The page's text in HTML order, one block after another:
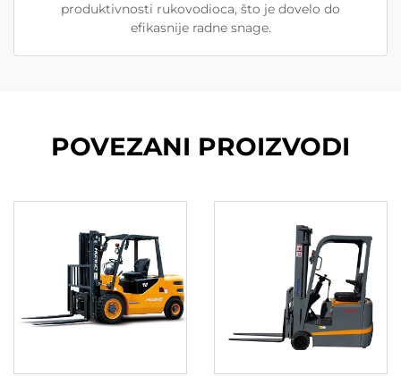
produktivnosti rukovodioca, što je dovelo do
efikasnije radne snage.
POVEZANI PROIZVODI